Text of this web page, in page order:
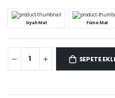
Siyah Mat Füme Mat
SEPETE